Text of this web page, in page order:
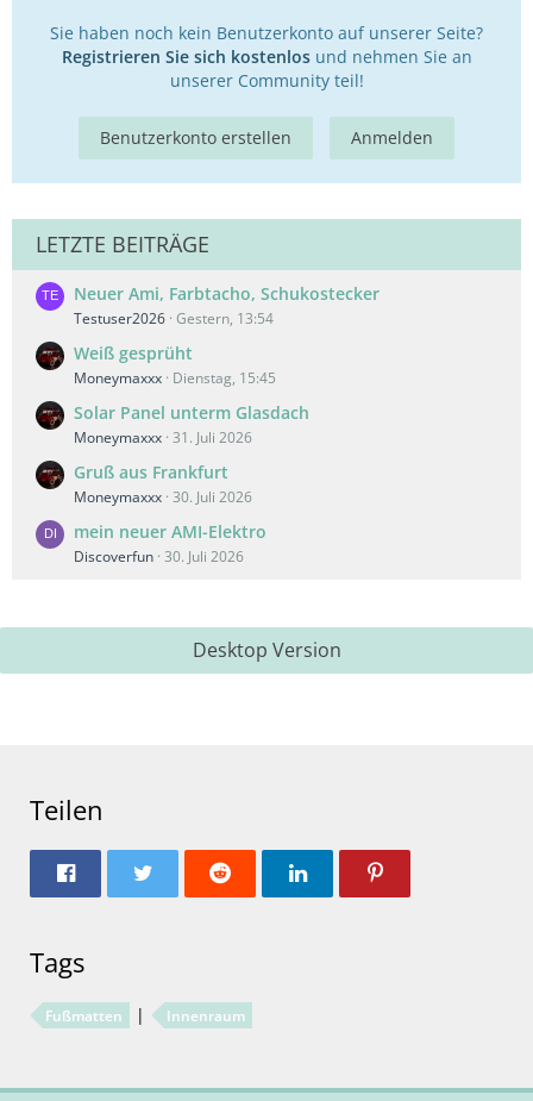
Sie haben noch kein Benutzerkonto auf unserer Seite?
Registrieren Sie sich kostenlosund nehmen Sie an
unserer Community teil!
Benutzerkonto erstellen Anmelden
LETZTE BEITRÄGE
Neuer Ami, Farbtacho, Schukostecker
Testuser2026 Gestern, 13:54
Weiß gesprüht
Moneymaxxx Dienstag, 15:45
Solar Panel unterm Glasdach
Moneymaxxx 31. Juli 2026
Gruß aus Frankfurt
Moneymaxxx 30. Juli 2026
mein neuer AMI-Elektro
Discoverfun 30. Juli 2026
Desktop Version
Teilen
Tags
Fußmatten Innenraum